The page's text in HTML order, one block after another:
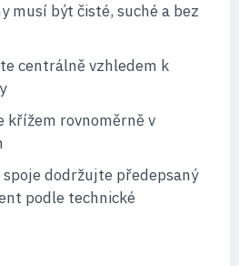
musí být čisté, suché a bez
centrálně vzhledem k
křížem rovnoměrně v
spoje dodržujte předepsaný
podle technické